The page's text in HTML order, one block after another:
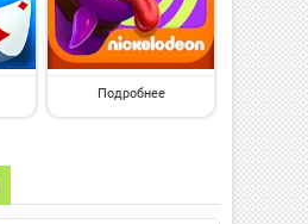
Подробнее